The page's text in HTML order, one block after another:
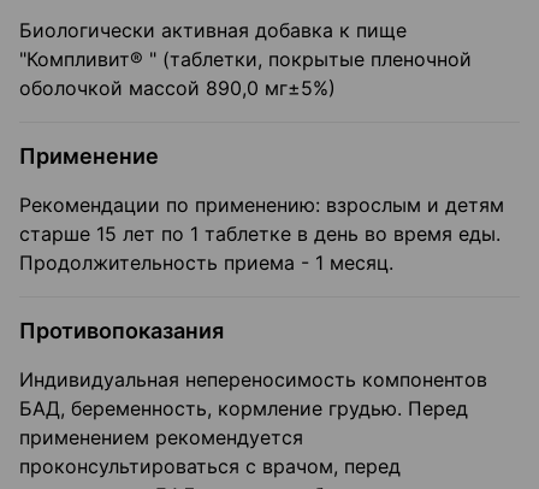
Биологически активная добавка к пище
"Компливит® " (таблетки, покрытые пленочной
оболочкой массой 890,0 мг±5%)
Применение
Рекомендации по применению: взрослым и детям
старше 15 лет по 1 таблетке в день во время еды.
Продолжительность приема - 1 месяц.
Противопоказания
Индивидуальная непереносимость компонентов
БАД, беременность, кормление грудью. Перед
применением рекомендуется
проконсультироваться с врачом, перед